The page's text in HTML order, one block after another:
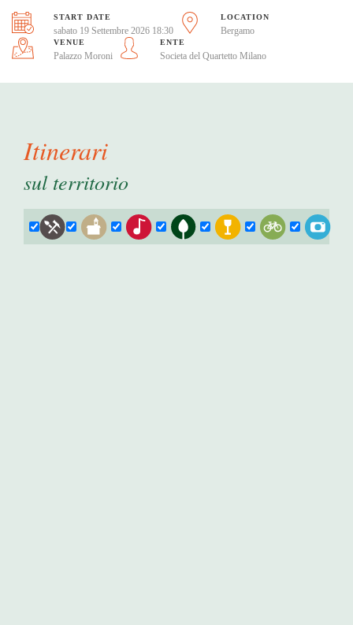
START DATE
sabato 19 Settembre 2026 18:30
LOCATION
Bergamo
VENUE
Palazzo Moroni
ENTE
Societa del Quartetto Milano
Itinerari
sul territorio